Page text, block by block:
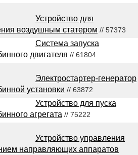
Устройство для
воздушным статером // 57373
Система запуска
двигателя // 61804
Электростартер-генератор
установки // 63872
Устройство для пуска
агрегата // 75222
Устройство управления
направляющих аппаратов